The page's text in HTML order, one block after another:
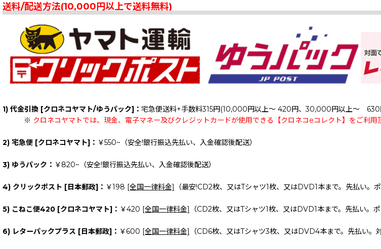
送料/配送方法(10,000円以上で送料無料)
1) 代金引換 [クロネコヤマト/ゆうパック]： 宅急便送料+手数料315円(10,000円以上～ 420円、30,000円以上～ 630
※ クロネコヤマトでは、現金、電子マネー及びクレジットカードが使用できる【クロネコeコレクト】をご利用
2) 宅急便 [クロネコヤマト]： ￥550~（安全!銀行振込先払い、入金確認後配送）
3) ゆうパック： ￥820~（安全!銀行振込先払い、入金確認後配送）
4) クリックポスト [日本郵政]： ￥198 [全国一律料金] （最安!CD2枚、又はTシャツ1枚、又はDVD1本まで。先払い。
5) こねこ便420 [クロネコヤマト]： ￥420 [全国一律料金] （CD2枚、又はTシャツ1枚、又はDVD1本まで。先払い。
6) レターパックプラス [日本郵政]： ￥600 [全国一律料金] （CD6枚、又はTシャツ3枚、又はDVD4本まで。先払い